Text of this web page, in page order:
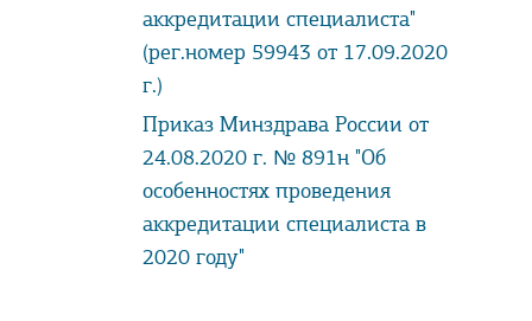
аккредитации специалиста"
(рег.номер 59943 от 17.09.2020
г.)
Приказ Минздрава России от
24.08.2020 г. № 891н "Об
особенностях проведения
аккредитации специалиста в
2020 году"